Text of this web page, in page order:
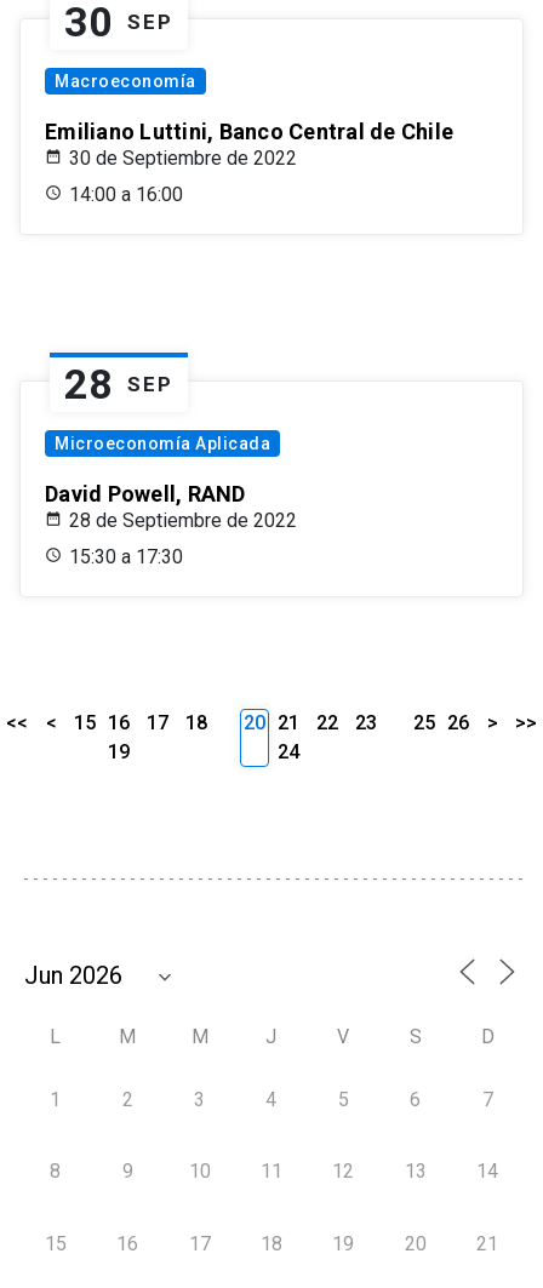
30 SEP
Macroeconomía
Emiliano Luttini, Banco Central de Chile
30 de Septiembre de 2022
14:00 a 16:00
28 SEP
Microeconomía Aplicada
David Powell, RAND
28 de Septiembre de 2022
15:30 a 17:30
<< < 15 16 17
18
19
20 21 22
23
24
25 26 > >>
L M M J V S D
1 2 3 4 5 6 7
8 9 10 11 12 13 14
15 16 17 18 19 20 21